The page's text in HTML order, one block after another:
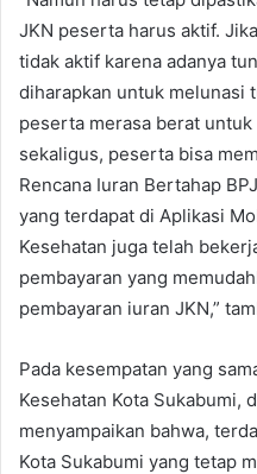
JKN peserta harus aktif.
tidak aktif karena adanya
diharapkan untuk melunasi
peserta merasa berat
sekaligus, peserta bisa
Rencana Iuran Bertahap
yang terdapat di Aplikasi
Kesehatan juga telah
pembayaran yang
pembayaran iuran JKN,”
Pada kesempatan yang
Kesehatan Kota Sukabumi,
menyampaikan bahwa,
Kota Sukabumi yang tetap